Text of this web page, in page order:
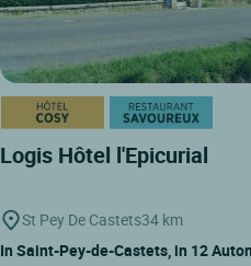
Logis Hôtel l'Epicurial
St Pey De Castets34 km
In Saint-Pey-de-Castets, in 12